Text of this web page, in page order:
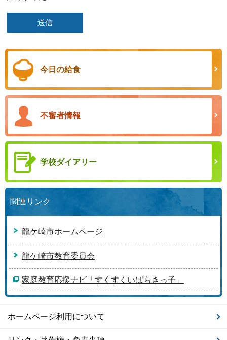
今日の給食
不審者情報
学校ダイアリー
関連リンク
龍ケ崎市ホームページ
龍ケ崎市教育委員会
家庭教育応援ナビ「すくすくいばらきっ子」
ホームページ利用について